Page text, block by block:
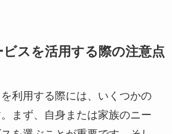
スを活用する際の注意点
利用する際には、いくつかの
まず、自身または家族のニー